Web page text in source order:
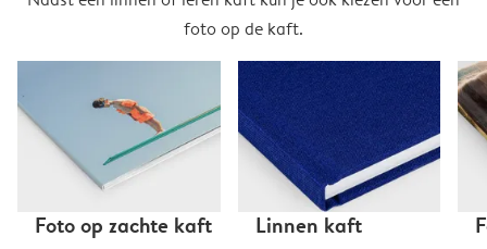
foto op de kaft.
Foto op zachte kaft Linnen kaft